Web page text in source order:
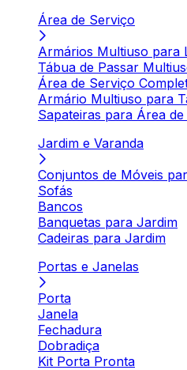
Área de Serviço
Armários Multiuso para
Tábua de Passar
Área de Serviço
Armário Multiuso para
Sapateiras para Área
Jardim e Varanda
Conjuntos de Móveis
Sofás
Bancos
Banquetas para Jardim
Cadeiras para Jardim
Portas e Janelas
Porta
Janela
Fechadura
Dobradiça
Kit Porta Pronta